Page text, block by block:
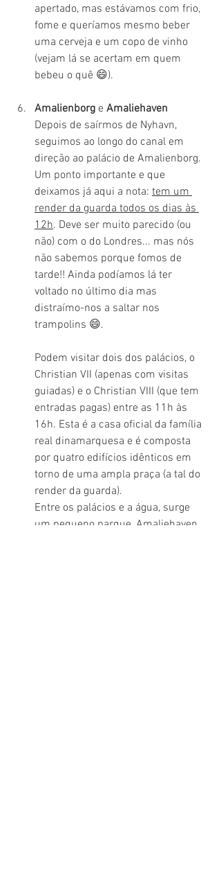
apertado, mas estávamos com frio,
fome e queríamos mesmo beber
uma cerveja e um copo de vinho
(vejam lá se acertam em quem
bebeu o quê 😄).
Amalienborg e Amaliehaven
Depois de saírmos de Nyhavn,
seguimos ao longo do canal em
direção ao palácio de Amalienborg.
Um ponto importante e que
deixamos já aqui a nota: tem um
render da guarda todos os dias às
12h. Deve ser muito parecido (ou
não) com o do Londres... mas nós
não sabemos porque fomos de
tarde!! Ainda podíamos lá ter
voltado no último dia mas
distraímo-nos a saltar nos
trampolins 😄.
Podem visitar dois dos palácios, o
Christian VII (apenas com visitas
guiadas) e o Christian VIII (que tem
entradas pagas) entre as 11h às
16h. Esta é a casa oficial da família
real dinamarquesa e é composta
por quatro edifícios idênticos em
torno de uma ampla praça (a tal do
render da guarda).
Entre os palácios e a água, surge
um pequeno parque, Amaliehaven,